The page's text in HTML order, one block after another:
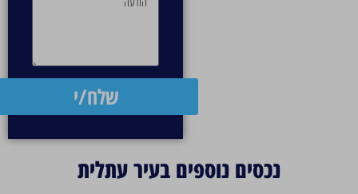
שלח/י
נכסים נוספים בעיר עתלית